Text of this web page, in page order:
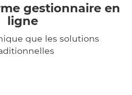
gestionnaire en
ligne
que les solutions